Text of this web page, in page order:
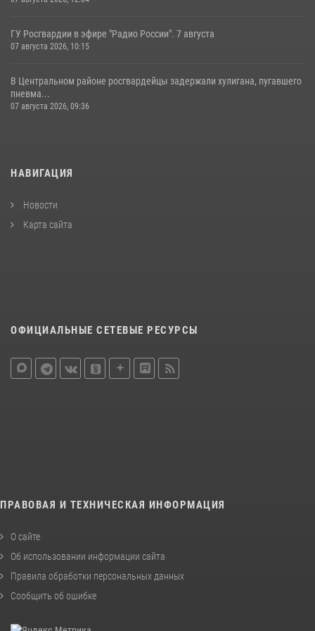
ГУ Росгвардии в эфире "Радио России". 7 августа
07 августа 2026, 10:15
В Центральном районе росгвардейцы задержали хулигана, пугавшего
пневма...
07 августа 2026, 09:36
НАВИГАЦИЯ
Новости
Карта сайта
ОФИЦИАЛЬНЫЕ СЕТЕВЫЕ РЕСУРСЫ
ПРАВОВАЯ И ТЕХНИЧЕСКАЯ ИНФОРМАЦИЯ
О сайте
Об использовании информации сайта
Правила обработки персональных данных
Сообщить об ошибке